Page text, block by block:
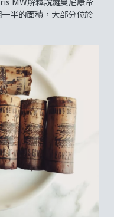
半的面積，大部分位於